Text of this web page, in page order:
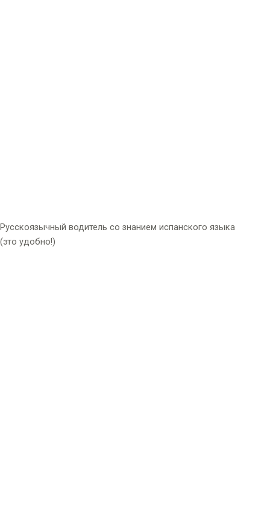
Русскоязычный водитель со знанием испанского языка
(это удобно!)